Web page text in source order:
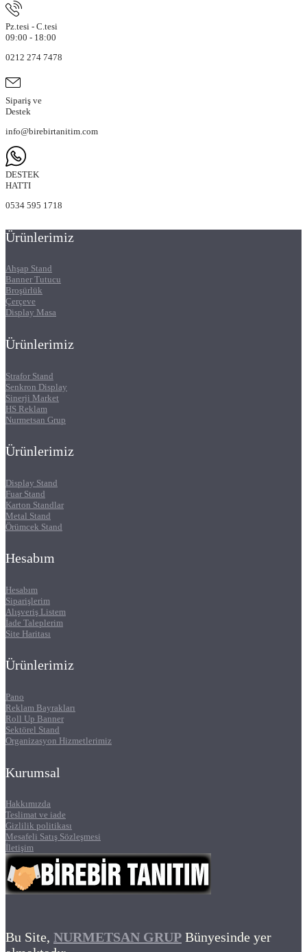
Pz.tesi - C.tesi
09:00 - 18:00
0212 274 7478
Sipariş ve
Destek
info@birebirtanitim.com
DESTEK
HATTI
0534 595 1718
Ürünlerimiz
Ahşap Stand
Banner Tutucu
Broşürlük
Çerçeve
Display Masa
Ürünlerimiz
Strafor Stand
Senkron Display
Sinerji Market
HS Reklam
Nurmetsan Grup
Ürünlerimiz
Display Stand
Fuar Stand
Karton Standlar
Metal Stand
Örümcek Stand
Hesabım
Hesabım
Siparişlerim
Alışveriş Listem
İade Taleplerim
Site Haritası
Ürünlerimiz
Pano
Reklam Bayrakları
Roll Up Banner
Sektörel Stand
Organizasyon Hizmetlerimiz
Kurumsal
Hakkımızda
Teslimat ve iade
Gizlilik politikası
Mesafeli Satış Sözleşmesi
İletişim
Bu Site, NURMETSAN GRUP Bünyesinde yer